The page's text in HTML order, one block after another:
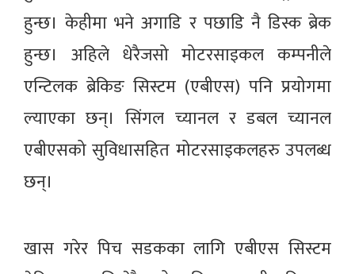
हुन्छ। केहीमा भने अगाडि र पछाडि नै डिस्क ब्रेक
हुन्छ। अहिले धेरैजसो मोटरसाइकल कम्पनीले
एन्टिलक ब्रेकिङ सिस्टम (एबीएस) पनि प्रयोगमा
ल्याएका छन्। सिंगल च्यानल र डबल च्यानल
एबीएसको सुविधासहित मोटरसाइकलहरु उपलब्ध
छन्।
खास गरेर पिच सडकका लागि एबीएस सिस्टम